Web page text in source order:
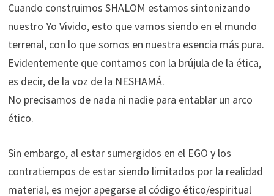
Cuando construimos SHALOM estamos sintonizando
nuestro Yo Vivido, esto que vamos siendo en el mundo
terrenal, con lo que somos en nuestra esencia más pura.
Evidentemente que contamos con la brújula de la ética,
es decir, de la voz de la NESHAMÁ.
No precisamos de nada ni nadie para entablar un arco
ético.
Sin embargo, al estar sumergidos en el EGO y los
contratiempos de estar siendo limitados por la realidad
material, es mejor apegarse al código ético/espiritual